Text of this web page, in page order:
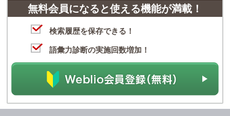
無料会員になると使える機能が満載！
検索履歴を保存できる！
語彙力診断の実施回数増加！